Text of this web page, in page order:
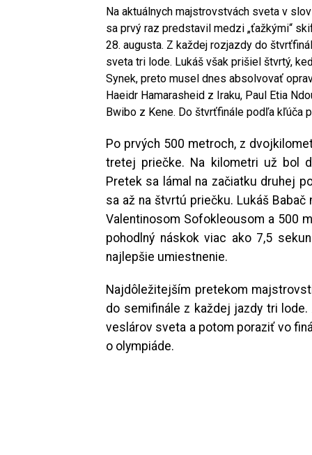
Na aktuálnych majstrovstvách sveta v
sa prvý raz predstavil medzi „ťažkými“
28. augusta. Z každej rozjazdy do
sveta tri lode. Lukáš však prišiel štvrtý,
Synek, preto musel dnes absolvovať
Haeidr Hamarasheid z Iraku, Paul Etia
Bwibo z Kene. Do štvrťfinále podľa kľúča
Po prvých 500 metroch, z
tretej priečke. Na kilometri už bol
Pretek sa lámal na začiatku druhej
sa až na štvrtú priečku. Lukáš
Valentinosom Sofokleousom a 500
pohodlný náskok viac ako 7,5
najlepšie umiestnenie.
Najdôležitejším pretekom
do semifinále z každej jazdy tri
veslárov sveta a potom poraziť vo
o olympiáde.